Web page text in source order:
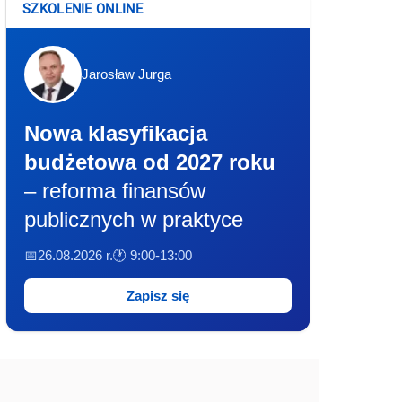
SZKOLENIE ONLINE
Jarosław Jurga
Nowa klasyfikacja
budżetowa od 2027 roku
– reforma finansów
publicznych w praktyce
📅26.08.2026 r.🕐 9:00-13:00
Zapisz się